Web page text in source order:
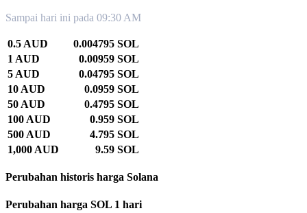
Sampai hari ini pada 09:30 AM
0.5 AUD
0.004795 SOL
1 AUD
0.00959 SOL
5 AUD
0.04795 SOL
10 AUD
0.0959 SOL
50 AUD
0.4795 SOL
100 AUD
0.959 SOL
500 AUD
4.795 SOL
1,000 AUD
9.59 SOL
Perubahan historis harga Solana
Perubahan harga SOL 1 hari